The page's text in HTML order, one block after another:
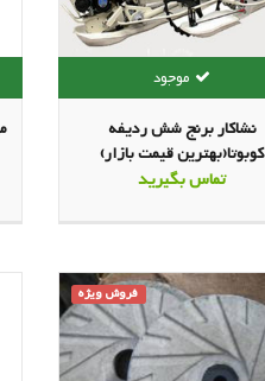
نشاکار برنج شش ردیفه
کوبوتا(بهترین قیمت بازار)
تماس بگیرید
فروش ویژه